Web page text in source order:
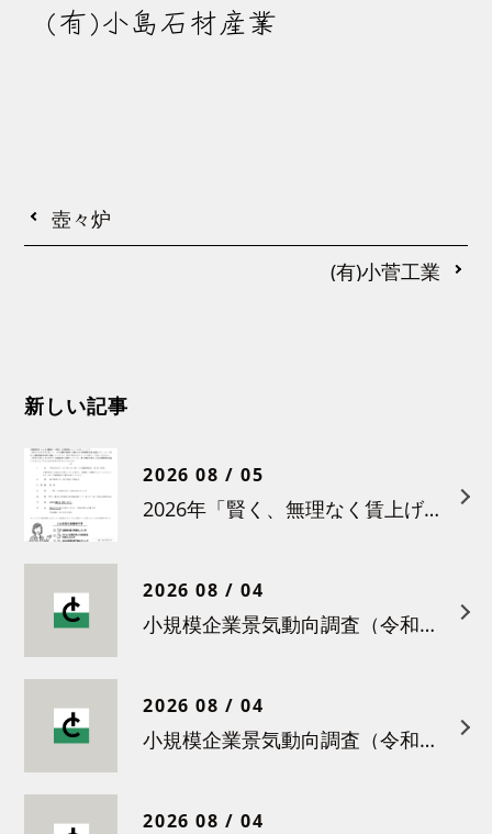
(有)小島石材産業
壺々炉
(有)小菅工業
新しい記事
2026 08 / 05
2026年「賢く、無理なく賃上げを！小さな職場のための労務管理セミナー」の開催について
2026 08 / 04
小規模企業景気動向調査（令和８年６月）結果について
2026 08 / 04
小規模企業景気動向調査（令和８年５月）結果について
2026 08 / 04